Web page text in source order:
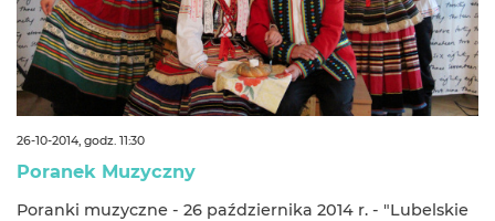
26-10-2014, godz. 11:30
Poranek Muzyczny
Poranki muzyczne - 26 października 2014 r. - "Lubelskie